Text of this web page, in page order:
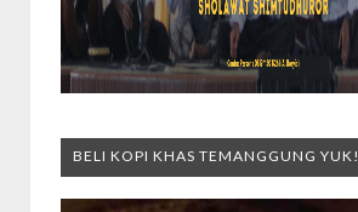
BELI KOPI KHAS TEMANGGUNG YUK!